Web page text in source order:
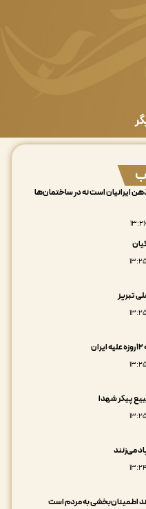
ایرانیان است نه در ساختمان‌ها
تبریز
پیکر شهدا
می‌زنند
اطمینان‌بخشی به مردم است